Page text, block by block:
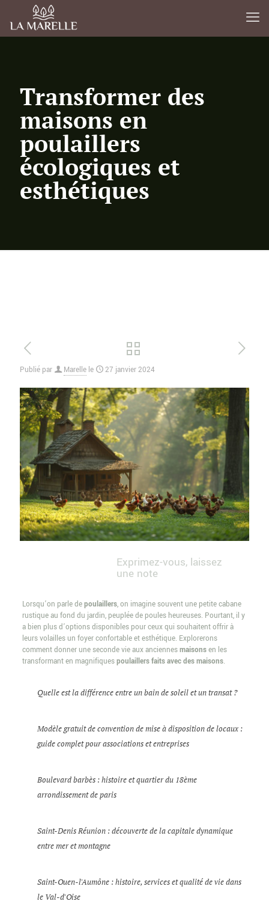
Transformer des
maisons en
poulaillers
écologiques et
esthétiques
Publié par Marelle le 27 janvier 2024
Exprimez-vous, laissez
une note
Lorsqu’on parle depoulaillers, on imagine souvent une petite cabane
rustique au fond du jardin, peuplée de poules heureuses. Pourtant, il y
a bien plus d’options disponibles pour ceux qui souhaitent offrir à
leurs volailles un foyer confortable et esthétique. Explorerons
comment donner une seconde vie aux anciennesmaisonsen les
transformant en magnifiquespoulaillers faits avec des maisons.
Quelle est la différence entre un bain de soleil et un transat ?
Modèle gratuit de convention de mise à disposition de locaux :
guide complet pour associations et entreprises
Boulevard barbès : histoire et quartier du 18ème
arrondissement de paris
Saint-Denis Réunion : découverte de la capitale dynamique
entre mer et montagne
Saint-Ouen-l'Aumône : histoire, services et qualité de vie dans
le Val-d'Oise